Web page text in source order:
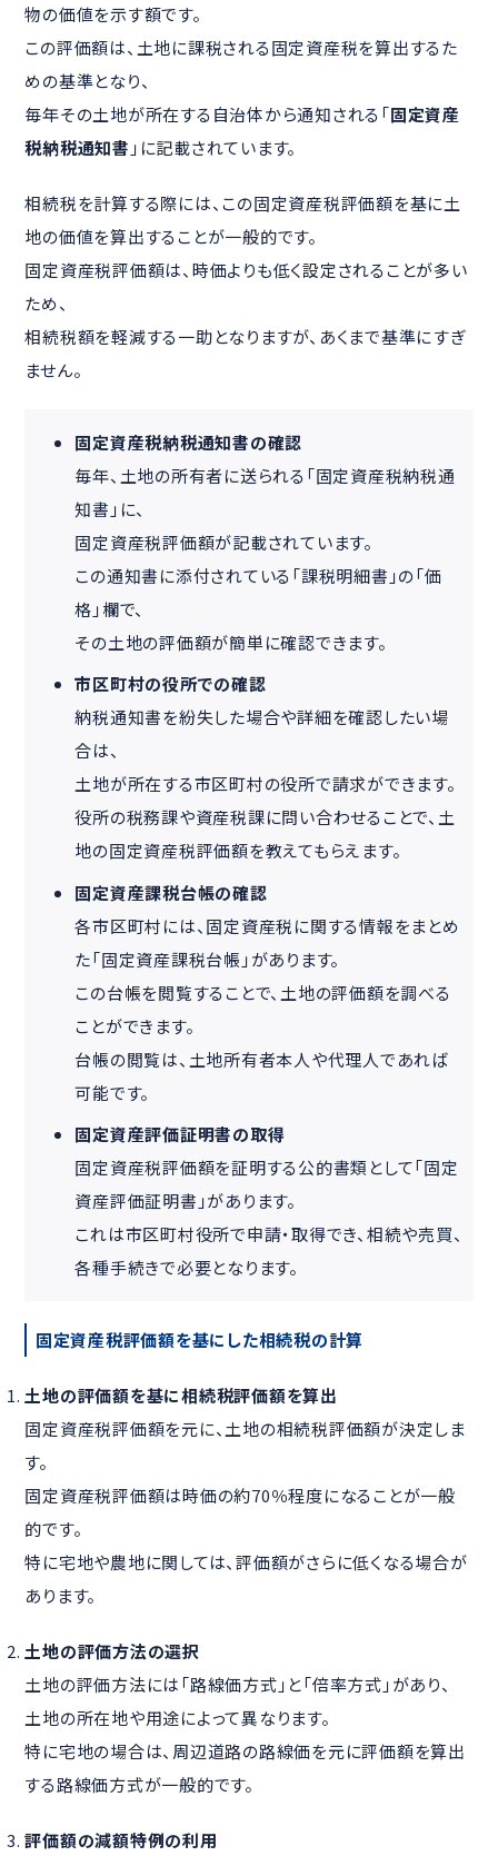
物の価値を示す額です。
この評価額は、土地に課税される固定資産税を算出するた
めの基準となり、
毎年その土地が所在する自治体から通知される「固定資産
税納税通知書 」に記載されています。
相続税を計算する際には、この固定資産税評価額を基に土
地の価値を算出することが一般的です。
固定資産税評価額は、時価よりも低く設定されることが多い
ため、
相続税額を軽減する一助となりますが、あくまで基準にすぎ
ません。
固定資産税納税通知書の確認
毎年、土地の所有者に送られる「固定資産税納税通
知書」に、
固定資産税評価額が記載されています。
この通知書に添付されている「課税明細書」の「価
格」欄で、
その土地の評価額が簡単に確認できます。
市区町村の役所での確認
納税通知書を紛失した場合や詳細を確認したい場
合は、
土地が所在する市区町村の役所で請求ができます。
役所の税務課や資産税課に問い合わせることで、土
地の固定資産税評価額を教えてもらえます。
固定資産課税台帳の確認
各市区町村には、固定資産税に関する情報をまとめ
た「固定資産課税台帳」があります。
この台帳を閲覧することで、土地の評価額を調べる
ことができます。
台帳の閲覧は、土地所有者本人や代理人であれば
可能です。
固定資産評価証明書の取得
固定資産税評価額を証明する公的書類として「固定
資産評価証明書」があります。
これは市区町村役所で申請・取得でき、相続や売買、
各種手続きで必要となります。
固定資産税評価額を基にした相続税の計算
土地の評価額を基に相続税評価額を算出
固定資産税評価額を元に、土地の相続税評価額が決定しま
す。
固定資産税評価額は時価の約70％程度になることが一般
的です。
特に宅地や農地に関しては、評価額がさらに低くなる場合が
あります。
土地の評価方法の選択
土地の評価方法には「路線価方式」と「倍率方式」があり、
土地の所在地や用途によって異なります。
特に宅地の場合は、周辺道路の路線価を元に評価額を算出
する路線価方式が一般的です。
評価額の減額特例の利用